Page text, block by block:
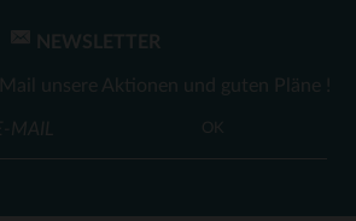
NEWSLETTER
unsere Aktionen und guten Pläne !
OK